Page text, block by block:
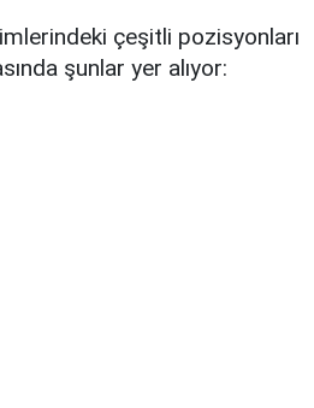
çeşitli pozisyonları
şunlar yer alıyor: